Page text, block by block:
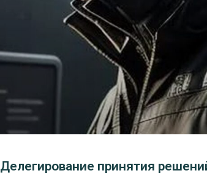
Делегирование принятия